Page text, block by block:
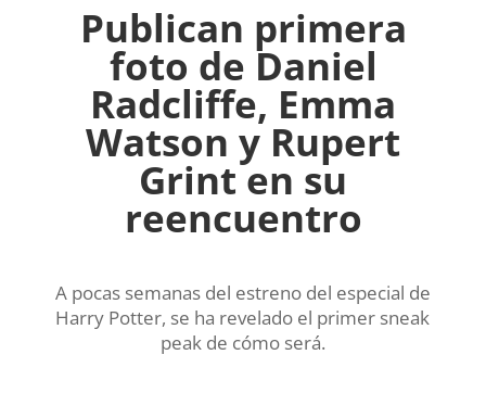
Publican primera
foto de Daniel
Radcliffe, Emma
Watson y Rupert
Grint en su
reencuentro
A pocas semanas del estreno del especial de
Harry Potter, se ha revelado el primer sneak
peak de cómo será.